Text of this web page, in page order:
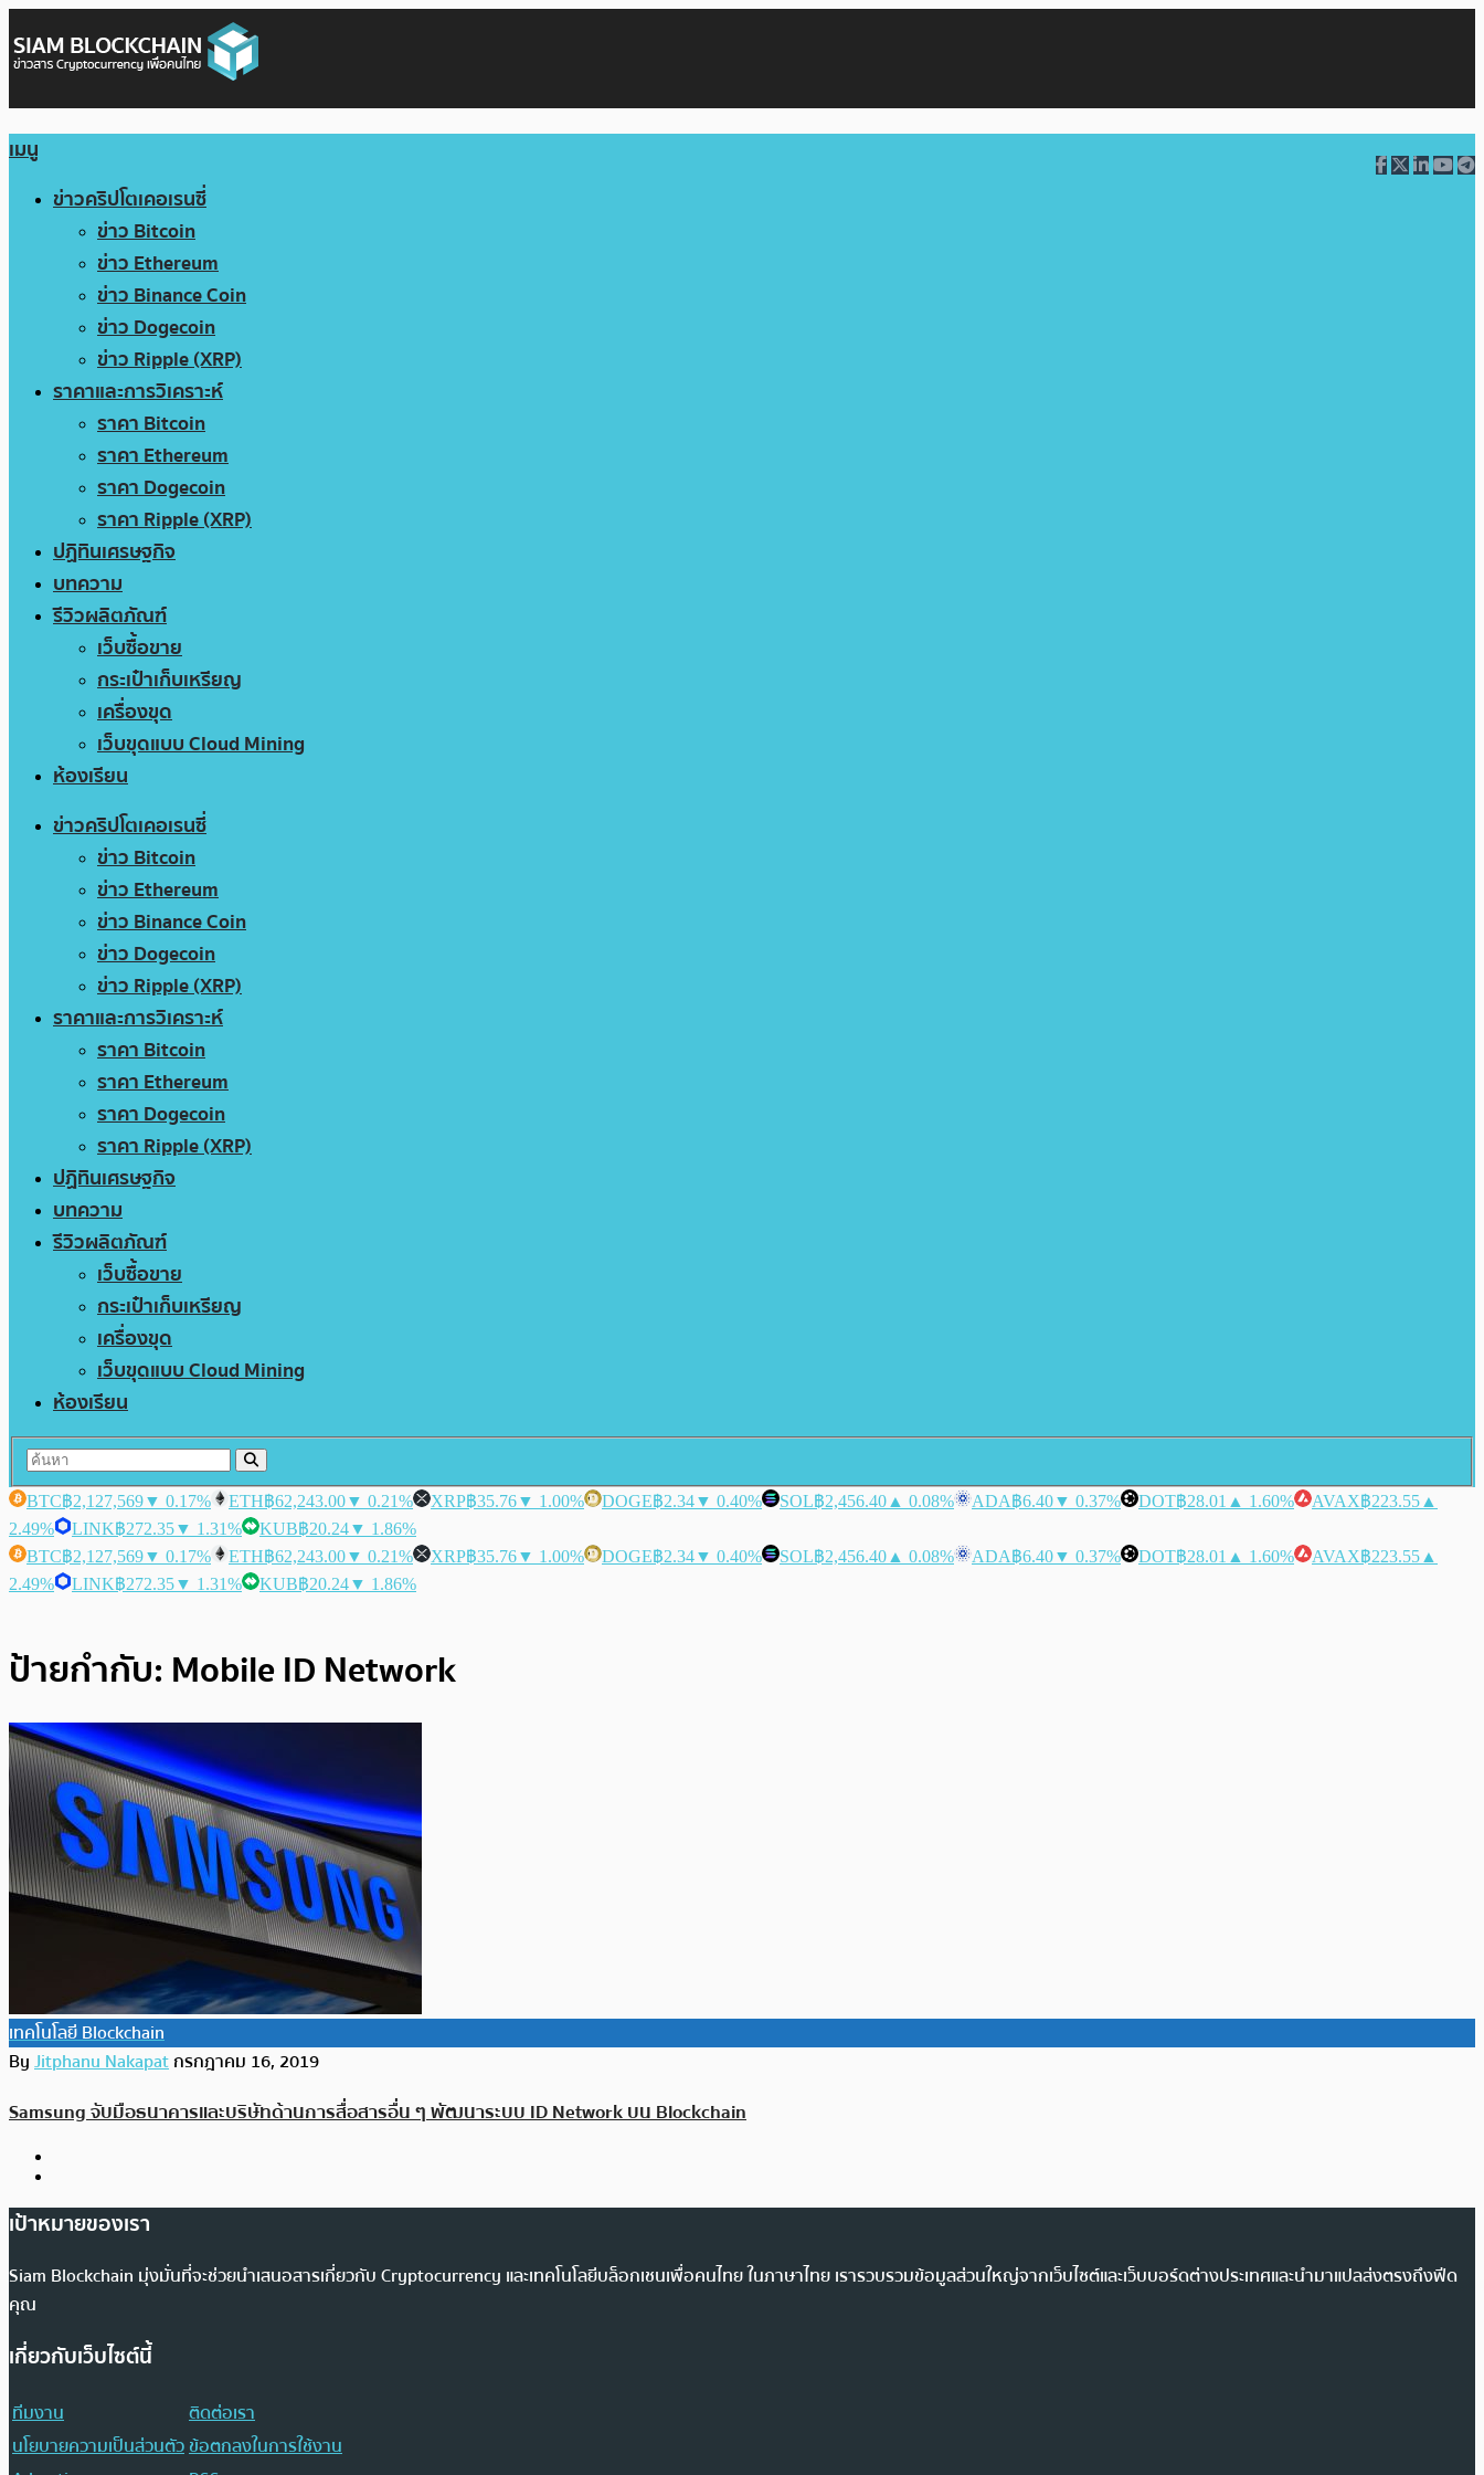
เมนู
ข่าวคริปโตเคอเรนซี่
ข่าว Bitcoin
ข่าว Ethereum
ข่าว Binance Coin
ข่าว Dogecoin
ข่าว Ripple (XRP)
ราคาและการวิเคราะห์
ราคา Bitcoin
ราคา Ethereum
ราคา Dogecoin
ราคา Ripple (XRP)
ปฏิทินเศรษฐกิจ
บทความ
รีวิวผลิตภัณฑ์
เว็บซื้อขาย
กระเป๋าเก็บเหรียญ
เครื่องขุด
เว็บขุดแบบ Cloud Mining
ห้องเรียน
ข่าวคริปโตเคอเรนซี่
ข่าว Bitcoin
ข่าว Ethereum
ข่าว Binance Coin
ข่าว Dogecoin
ข่าว Ripple (XRP)
ราคาและการวิเคราะห์
ราคา Bitcoin
ราคา Ethereum
ราคา Dogecoin
ราคา Ripple (XRP)
ปฏิทินเศรษฐกิจ
บทความ
รีวิวผลิตภัณฑ์
เว็บซื้อขาย
กระเป๋าเก็บเหรียญ
เครื่องขุด
เว็บขุดแบบ Cloud Mining
ห้องเรียน
BTC฿2,127,569▼ 0.17% ETH฿62,243.00▼ 0.21% XRP฿35.76▼ 1.00% DOGE฿2.34▼ 0.40% SOL฿2,456.40 ▲ 0.08% ADA฿6.40▼ 0.37% DOT฿28.01 ▲ 1.60% AVAX฿223.55 ▲
2.49%
LINK฿272.35▼ 1.31% KUB฿20.24▼ 1.86%
BTC฿2,127,569▼ 0.17% ETH฿62,243.00▼ 0.21% XRP฿35.76▼ 1.00% DOGE฿2.34▼ 0.40% SOL฿2,456.40 ▲ 0.08% ADA฿6.40▼ 0.37% DOT฿28.01 ▲ 1.60% AVAX฿223.55 ▲
2.49%
LINK฿272.35▼ 1.31% KUB฿20.24▼ 1.86%
ป้ายกำกับ: Mobile ID Network
เทคโนโลยี Blockchain
ByJitphanu Nakapatกรกฎาคม 16, 2019
Samsung จับมือธนาคารและบริษัทด้านการสื่อสารอื่น ๆ พัฒนาระบบ ID Network บน Blockchain
เป้าหมายของเรา
Siam Blockchain มุ่งมั่นที่จะช่วยนำเสนอสารเกี่ยวกับ Cryptocurrency และเทคโนโลยีบล็อกเชนเพื่อคนไทย ในภาษาไทย เรารวบรวมข้อมูลส่วนใหญ่จากเว็บไซต์และเว็บบอร์ดต่างประเทศและนำมาแปลส่งตรงถึงฟีด
คุณ
เกี่ยวกับเว็บไซต์นี้
ทีมงาน
ติดต่อเรา
นโยบายความเป็นส่วนตัวข้อตกลงในการใช้งาน